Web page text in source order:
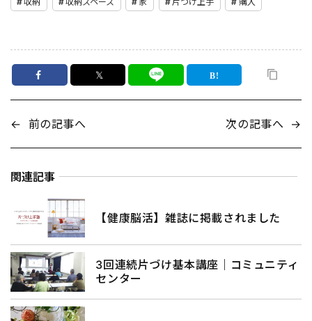
𝕏
← 前の記事へ 次の記事へ →
関連記事
【健康脳活】雑誌に掲載されました
3回連続片づけ基本講座｜コミュニティ
センター